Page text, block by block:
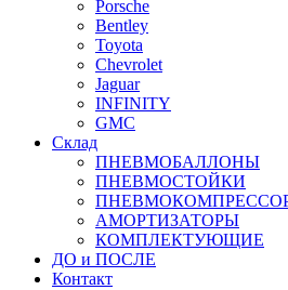
Porsche
Bentley
Toyota
Chevrolet
Jaguar
INFINITY
GMC
Склад
ПНЕВМОБАЛЛОНЫ
ПНЕВМОСТОЙКИ
АМОРТИЗАТОРЫ
КОМПЛЕКТУЮЩИЕ
ДО и ПОСЛЕ
Контакт